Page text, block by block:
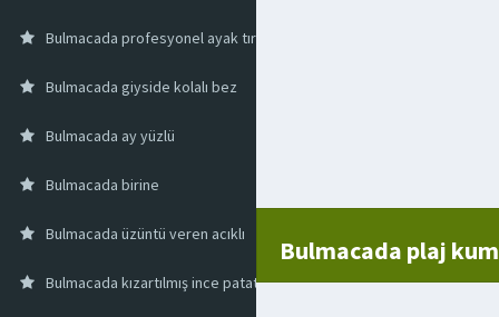
Bulmacada plaj
Bulmacada profesyonel ayak tırnak bakımı
Bulmacada giyside kolalı bez
Bulmacada ay yüzlü
Bulmacada birine
Bulmacada üzüntü veren acıklı
Bulmacada kızartılmış ince patates